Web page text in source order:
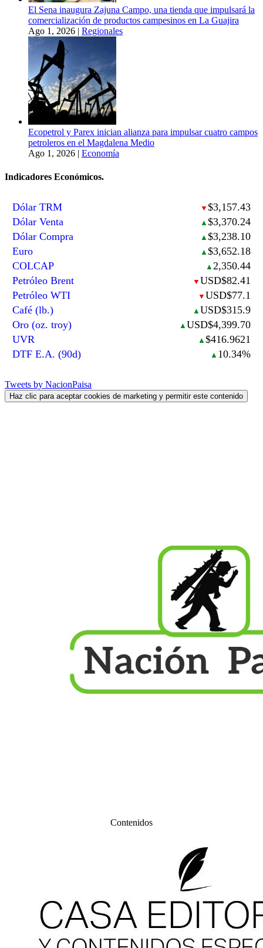
El Sena inaugura Zajuna Campo, una tienda que impulsará la
comercialización de productos campesinos en La Guajira
Ago 1, 2026 | Regionales
Ecopetrol y Parex inician alianza para impulsar cuatro campos
petroleros en el Magdalena Medio
Ago 1, 2026 | Economía
Indicadores Económicos.
Dólar TRM ▼ $3,157.43
Dólar Venta
▲ $3,370.24
Dólar Compra
▲ $3,238.10
Euro
▲ $3,652.18
COLCAP
▲ 2,350.44
Petróleo Brent
▼ USD$82.41
Petróleo WTI
▼ USD$77.1
Café (lb.)
▲ USD$315.9
Oro (oz. troy)
▲ USD$4,399.70
UVR
▲ $416.9621
DTF E.A. (90d)
▲ 10.34%
Tweets by NacionPaisa
Haz clic para aceptar cookies de marketing y permitir este contenido
Contenidos